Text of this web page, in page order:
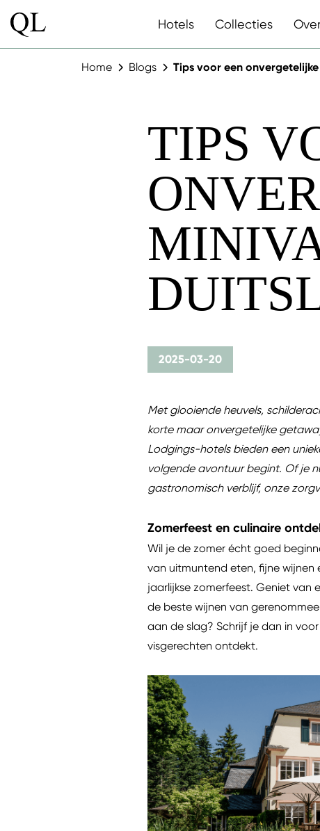
Hotels Collecties
Home Blogs Tips voor een
TIPS
2025-03-20
Met glooiende heuvels,
korte maar onvergetelijke
Lodgings-hotels bieden een
volgende avontuur begint. Of je
gastronomisch verblijf, onze
Zomerfeest en culinaire
Wil je de zomer écht goed
van uitmuntend eten, fijne wijnen
jaarlijkse zomerfeest. Geniet van
de beste wijnen van
aan de slag? Schrijf je dan in
visgerechten ontdekt.